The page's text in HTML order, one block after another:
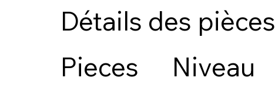
Détails des pièces
Pieces
Niveau